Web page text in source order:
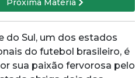
Próxima Matéria
do Sul, um dos estados
do futebol brasileiro, é
sua paixão fervorosa pelo